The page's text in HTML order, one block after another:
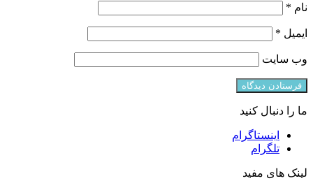
نام *
ایمیل *
وب‌ سایت
ما را دنبال کنید
اینستاگرام
تلگرام
لینک های مفید